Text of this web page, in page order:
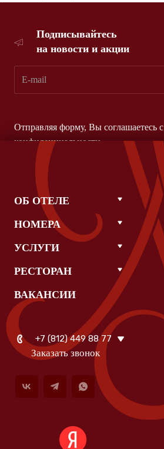
Подписывайтесь
на новости и акции
Отправляя форму, Вы соглашаетесь с
конфиденциальности
ОБ ОТЕЛЕ
НОМЕРА
УСЛУГИ
РЕСТОРАН
ВАКАНСИИ
+7 (812) 449 88 77
Заказать звонок